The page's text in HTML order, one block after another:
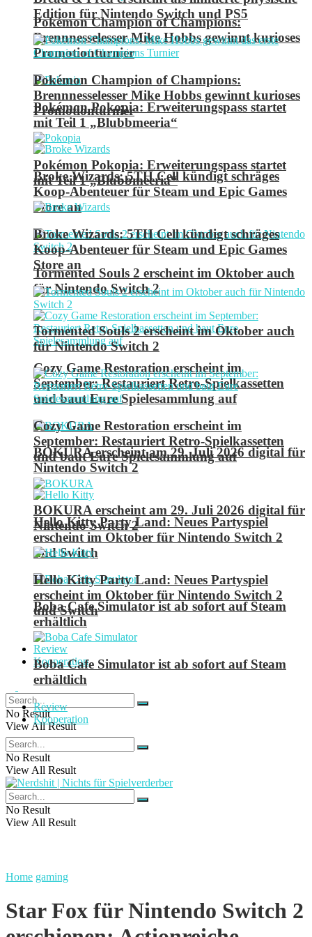
Pokémon Champion of Champions:
Brennnesselesser Mike Hobbs gewinnt kurioses
Promotionturnier
Pokémon Pokopia: Erweiterungspass startet
mit Teil 1 „Blubbmeeria“
Broke Wizards: 5TH Cell kündigt schräges
Koop-Abenteuer für Steam und Epic Games
Store an
Tormented Souls 2 erscheint im Oktober auch
für Nintendo Switch 2
Cozy Game Restoration erscheint im
September: Restauriert Retro-Spielkassetten
und baut Eure Spielesammlung auf
BOKURA erscheint am 29. Juli 2026 digital für
Nintendo Switch 2
Hello Kitty Party Land: Neues Partyspiel
erscheint im Oktober für Nintendo Switch 2
und Switch
Boba Cafe Simulator ist ab sofort auf Steam
erhältlich
Review
Kooperation
No Result
View All Result
Edition für Nintendo Switch und PS5
Pokémon Champion of Champions:
Brennnesselesser Mike Hobbs gewinnt kurioses
Promotionturnier
Pokémon Pokopia: Erweiterungspass startet
mit Teil 1 „Blubbmeeria“
Broke Wizards: 5TH Cell kündigt schräges
Koop-Abenteuer für Steam und Epic Games
Store an
Tormented Souls 2 erscheint im Oktober auch
für Nintendo Switch 2
Cozy Game Restoration erscheint im
September: Restauriert Retro-Spielkassetten
und baut Eure Spielesammlung auf
BOKURA erscheint am 29. Juli 2026 digital für
Nintendo Switch 2
Hello Kitty Party Land: Neues Partyspiel
erscheint im Oktober für Nintendo Switch 2
und Switch
Boba Cafe Simulator ist ab sofort auf Steam
erhältlich
Review
Kooperation
No Result
View All Result
No Result
View All Result
Home gaming
Star Fox für Nintendo Switch 2